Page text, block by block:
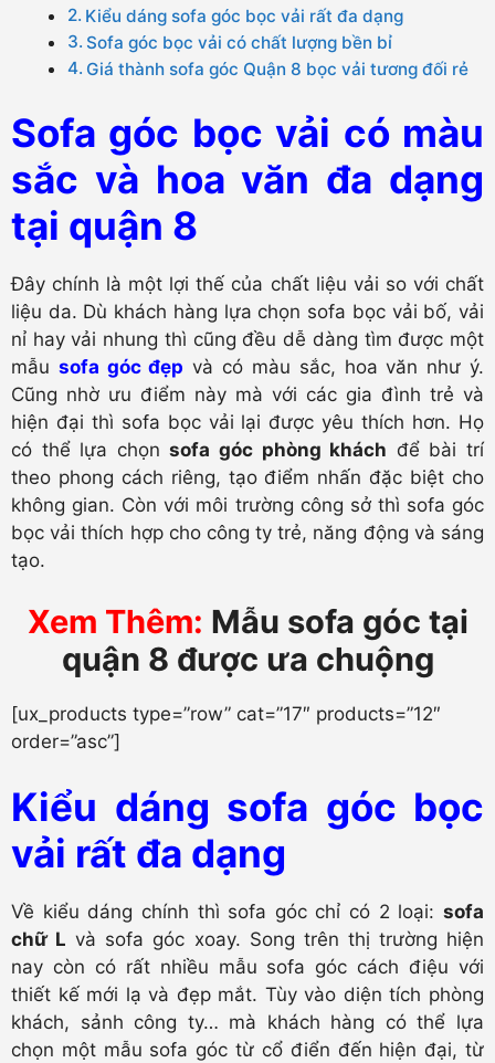
Kiểu dáng sofa góc bọc vải rất đa dạng
Sofa góc bọc vải có chất lượng bền bỉ
Giá thành sofa góc Quận 8 bọc vải tương đối rẻ
Sofa góc bọc vải có màu
sắc và hoa văn đa dạng
tại quận 8
Đây chính là một lợi thế của chất liệu vải so với chất
liệu da. Dù khách hàng lựa chọn sofa bọc vải bố, vải
nỉ hay vải nhung thì cũng đều dễ dàng tìm được một
mẫu sofa góc đẹp và có màu sắc, hoa văn như ý.
Cũng nhờ ưu điểm này mà với các gia đình trẻ và
hiện đại thì sofa bọc vải lại được yêu thích hơn. Họ
có thể lựa chọnsofa góc phòng khách để bài trí
theo phong cách riêng, tạo điểm nhấn đặc biệt cho
không gian. Còn với môi trường công sở thì sofa góc
bọc vải thích hợp cho công ty trẻ, năng động và sáng
tạo.
Xem Thêm: Mẫu sofa góc tại
quận 8 được ưa chuộng
[ux_products type=”row” cat=”17″ products=”12″
order=”asc”]
Kiểu dáng sofa góc bọc
vải rất đa dạng
Về kiểu dáng chính thì sofa góc chỉ có 2 loại: sofa
chữ L và sofa góc xoay. Song trên thị trường hiện
nay còn có rất nhiều mẫu sofa góc cách điệu với
thiết kế mới lạ và đẹp mắt. Tùy vào diện tích phòng
khách, sảnh công ty… mà khách hàng có thể lựa
chọn một mẫu sofa góc từ cổ điển đến hiện đại, từ